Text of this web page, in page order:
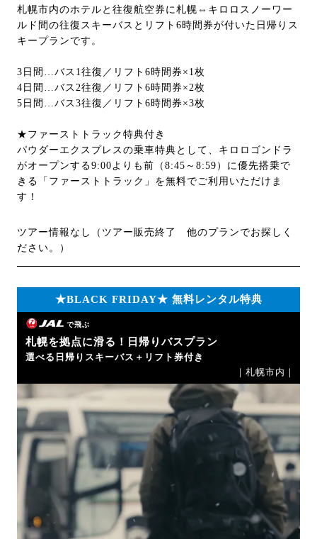
札幌市内のホテルと往復航空券に札幌⇔キロロスノーワー
ルド間の往復スキーバスとリフト6時間券が付いた日帰りス
キープランです。
3日間…バス1往復／リフト6時間券×1枚
4日間…バス2往復／リフト6時間券×2枚
5日間…バス3往復／リフト6時間券×3枚
★ファーストトラック特典付き
パウダーエクスプレスの乗車特典として、キロロゴンドラ
がオープンする9:00よりも前（8:45～8:59）に優先搭乗で
きる「ファーストトラック」を無料でご利用いただけま
す！
ツアー情報なし（ツアー販売終了 他のプランでお探しく
ださい。）
★BLACK FRIDAY★ 無料レンタル特典
で飛ぶ
札幌を拠点に滑る！日帰りバスプラン
選べる日帰りスキーバス＋リフト券付き
｜札幌市内｜